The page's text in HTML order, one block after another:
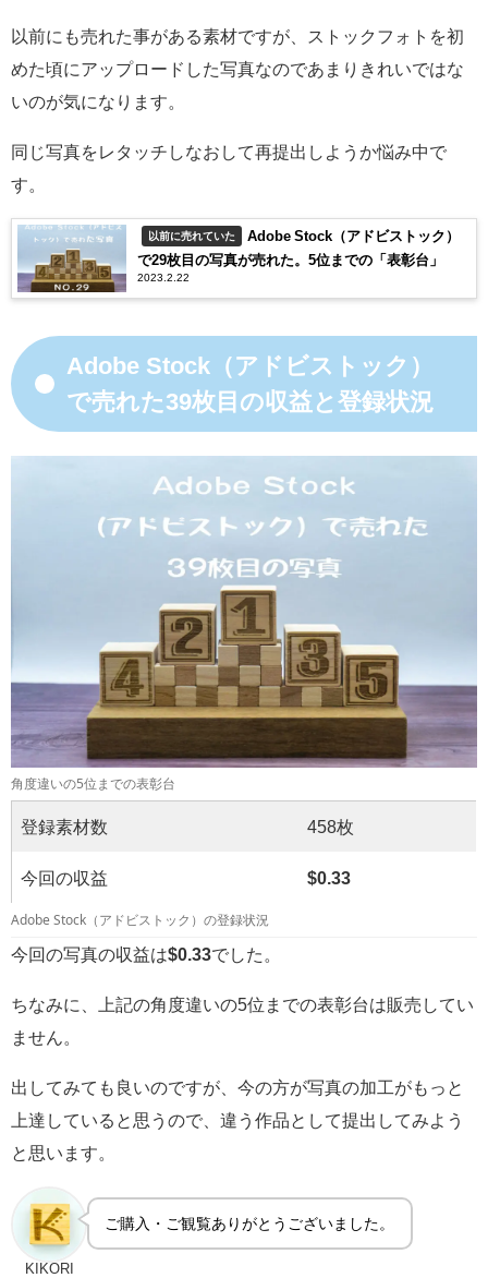
以前にも売れた事がある素材ですが、ストックフォトを初
めた頃にアップロードした写真なのであまりきれいではな
いのが気になります。
同じ写真をレタッチしなおして再提出しようか悩み中で
す。
以前に売れていた
Adobe Stock（アドビストック）
で29枚目の写真が売れた。5位までの「表彰台」
2023.2.22
Adobe Stock（アドビストック）
で売れた39枚目の収益と登録状況
角度違いの5位までの表彰台
登録素材数 458枚
今回の収益 $0.33
Adobe Stock（アドビストック）の登録状況
今回の写真の収益は$0.33でした。
ちなみに、上記の角度違いの5位までの表彰台は販売してい
ません。
出してみても良いのですが、今の方が写真の加工がもっと
上達していると思うので、違う作品として提出してみよう
と思います。
KIKORI
ご購入・ご観覧ありがとうございました。